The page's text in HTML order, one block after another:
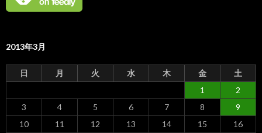
2013年3月
日 月 火 水 木 金 土
1
2
3
4 5 6 7 8
9
10
11 12 13 14 15
16